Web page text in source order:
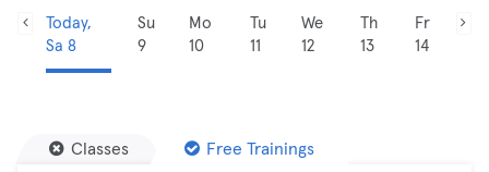
Today,
Sa 8
Su
9
Mo
10
Tu
11
We
12
Th
13
Fr
14
Classes Free Trainings